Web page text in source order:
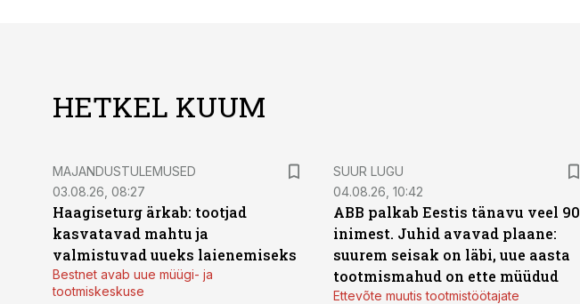
HETKEL KUUM
MAJANDUSTULEMUSED
03.08.26, 08:27
Haagiseturg ärkab: tootjad
kasvatavad mahtu ja
valmistuvad uueks laienemiseks
Bestnet avab uue müügi- ja
tootmiskeskuse
SUUR LUGU
04.08.26, 10:42
ABB palkab Eestis tänavu veel 90
inimest. Juhid avavad plaane:
suurem seisak on läbi, uue aasta
tootmismahud on ette müüdud
Ettevõte muutis tootmistöötajate